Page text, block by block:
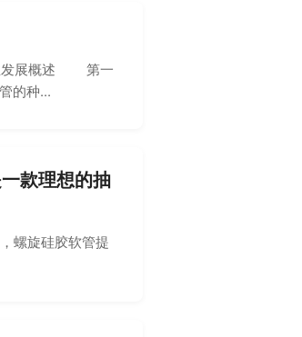
发展概述 第一
的种...
款理想的抽
螺旋硅胶软管提